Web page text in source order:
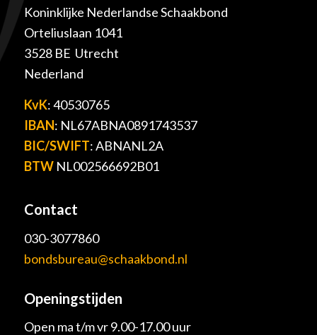
Koninklijke Nederlandse Schaakbond
Orteliuslaan 1041
3528 BE Utrecht
Nederland
KvK: 40530765
IBAN: NL67ABNA0891743537
BIC/SWIFT: ABNANL2A
BTWNL002566692B01
Contact
030-3077860
bondsbureau@schaakbond.nl
Openingstijden
Open ma t/m vr 9.00-17.00 uur